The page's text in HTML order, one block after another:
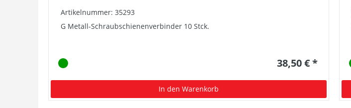
Artikelnummer: 35293
G Metall-Schraubschienenverbinder 10 Stck.
38,50 € *
In den Warenkorb